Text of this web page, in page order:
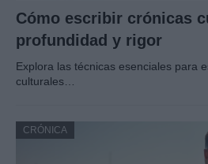
Cómo escribir crónicas
profundidad y rigor
Explora las técnicas esenciales para
culturales…
CRÓNICA